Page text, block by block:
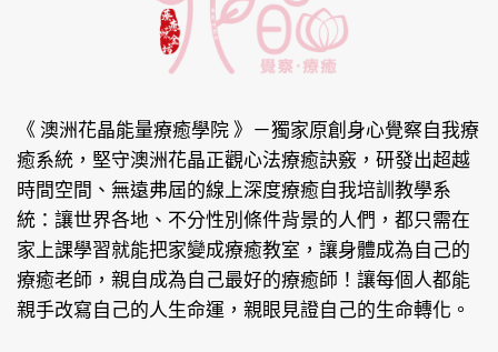
《 澳洲花晶能量療癒學院 》 －獨家原創身心覺察自我療
癒系統，堅守澳洲花晶正觀心法療癒訣竅，研發出超越
時間空間、無遠弗屆的線上深度療癒自我培訓教學系
統：讓世界各地、不分性別條件背景的人們，都只需在
家上課學習就能把家變成療癒教室，讓身體成為自己的
療癒老師，親自成為自己最好的療癒師！讓每個人都能
親手改寫自己的人生命運，親眼見證自己的生命轉化。